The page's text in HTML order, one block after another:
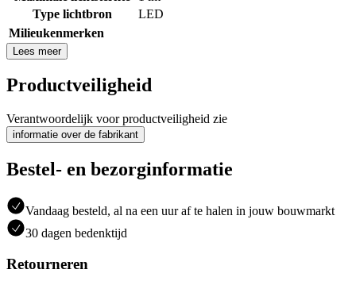
Type lichtbron
LED
Milieukenmerken
Lees meer
Productveiligheid
Verantwoordelijk voor productveiligheid zie
informatie over de fabrikant
Bestel- en bezorginformatie
Vandaag besteld, al na een uur af te halen in jouw bouwmarkt
30 dagen bedenktijd
Retourneren